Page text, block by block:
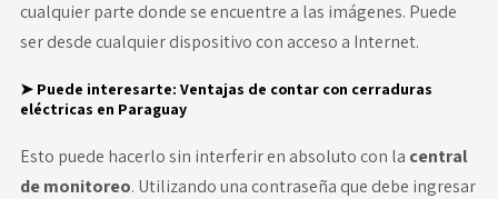
cualquier parte donde se encuentre a las imágenes. Puede
ser desde cualquier dispositivo con acceso a Internet.
➤ Puede interesarte: Ventajas de contar con cerraduras
eléctricas en Paraguay
Esto puede hacerlo sin interferir en absoluto con la central
de monitoreo. Utilizando una contraseña que debe ingresar